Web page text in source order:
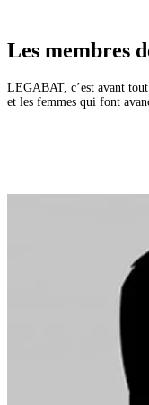
Les membres
LEGABAT, c’est avant
et les femmes qui font